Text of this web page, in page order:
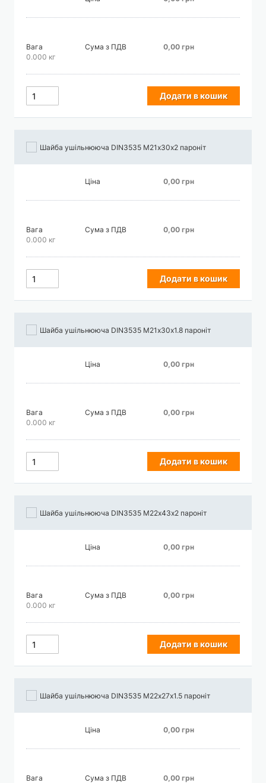
Вага
0.000 кг
Сума з ПДВ 0,00 грн
Додати в кошик
Шайба ушільнююча DIN3535 М21х30х2 пароніт
Ціна 0,00 грн
Вага
0.000 кг
Сума з ПДВ 0,00 грн
Додати в кошик
Шайба ушільнююча DIN3535 М21х30х1.8 пароніт
Ціна 0,00 грн
Вага
0.000 кг
Сума з ПДВ 0,00 грн
Додати в кошик
Шайба ушільнююча DIN3535 М22х43х2 пароніт
Ціна 0,00 грн
Вага
0.000 кг
Сума з ПДВ 0,00 грн
Додати в кошик
Шайба ушільнююча DIN3535 М22х27х1.5 пароніт
Ціна 0,00 грн
Вага
Сума з ПДВ 0,00 грн